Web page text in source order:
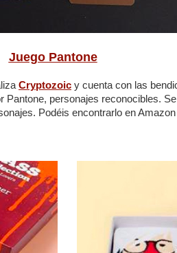
Juego Pantone
Cryptozoic y cuenta con las
personajes reconocibles.
Podéis encontrarlo en